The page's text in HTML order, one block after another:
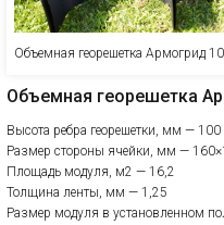
Объемная георешетка Армогрид
Объемная георешетка
Высота ребра георешетки, мм — 100
Размер стороны ячейки, мм —
Площадь модуля, м2 — 16,2
Толщина ленты, мм — 1,25
Размер модуля в установленном